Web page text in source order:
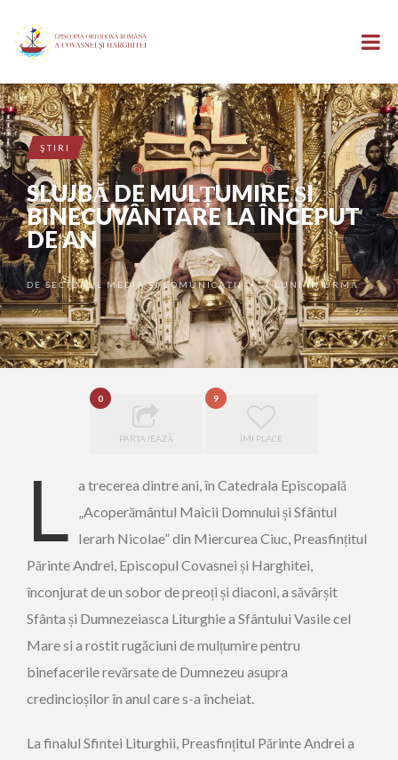
ŞTIRI
SLUJBĂ DE MULȚUMIRE ȘI
BINECUVÂNTARE LA ÎNCEPUT
DE AN
DESECTORUL MEDIA ȘI COMUNICAȚII •7 LUNI ÎN URMĂ
0
PARTAJEAZĂ
9
ÎMI PLACE
L a trecerea dintre ani, în Catedrala Episcopală
„Acoperământul Maicii Domnului și Sfântul
Ierarh Nicolae” din Miercurea Ciuc, Preasfințitul
Părinte Andrei, Episcopul Covasnei și Harghitei,
înconjurat de un sobor de preoți și diaconi, a săvârșit
Sfânta și Dumnezeiasca Liturghie a Sfântului Vasile cel
Mare si a rostit rugăciuni de mulțumire pentru
binefacerile revărsate de Dumnezeu asupra
credincioșilor în anul care s-a încheiat.
La finalul Sfintei Liturghii, Preasfințitul Părinte Andrei a